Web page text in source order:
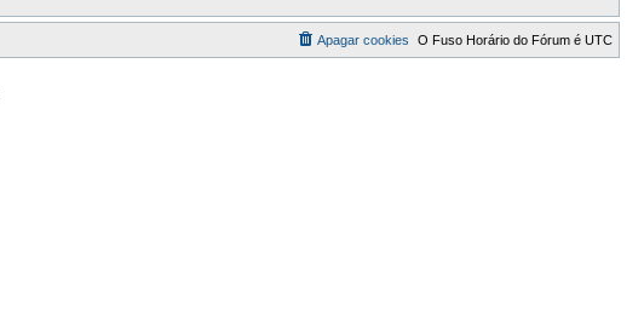
O Fuso Horário do Fórum é UTC
Apagar cookies